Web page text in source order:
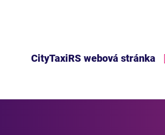
CityTaxiRS webová stránka